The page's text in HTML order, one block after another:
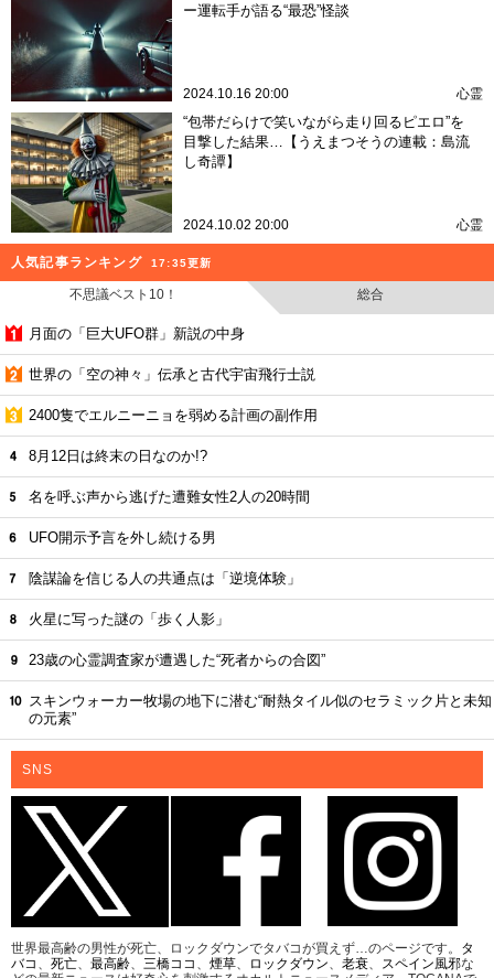
ー運転手が語る“最恐”怪談
2024.10.16 20:00 心霊
“包帯だらけで笑いながら走り回るピエロ”を
目撃した結果…【うえまつそうの連載：島流
し奇譚】
2024.10.02 20:00 心霊
人気記事ランキング 17:35更新
不思議ベスト10！ 総合
月面の「巨大UFO群」新説の中身
世界の「空の神々」伝承と古代宇宙飛行士説
2400隻でエルニーニョを弱める計画の副作用
8月12日は終末の日なのか!?
名を呼ぶ声から逃げた遭難女性2人の20時間
UFO開示予言を外し続ける男
陰謀論を信じる人の共通点は「逆境体験」
火星に写った謎の「歩く人影」
23歳の心霊調査家が遭遇した“死者からの合図”
スキンウォーカー牧場の地下に潜む“耐熱タイル似のセラミック片と未知
の元素”
SNS
世界最高齢の男性が死亡、ロックダウンでタバコが買えず…のページです。 タ
バコ
死亡 最高齢 三橋ココ 煙草 ロックダウン 老衰 スペイン風邪な